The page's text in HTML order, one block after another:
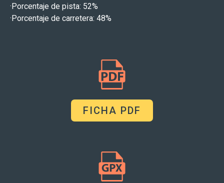
·Porcentaje de pista: 52%
·Porcentaje de carretera: 48%
FICHA PDF